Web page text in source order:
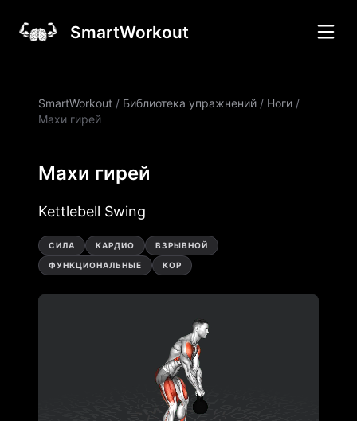
SmartWorkout
SmartWorkout / Библиотека упражнений / Ноги /
Махи гирей
Махи гирей
Kettlebell Swing
СИЛА КАРДИО ВЗРЫВНОЙ
ФУНКЦИОНАЛЬНЫЕ КОР